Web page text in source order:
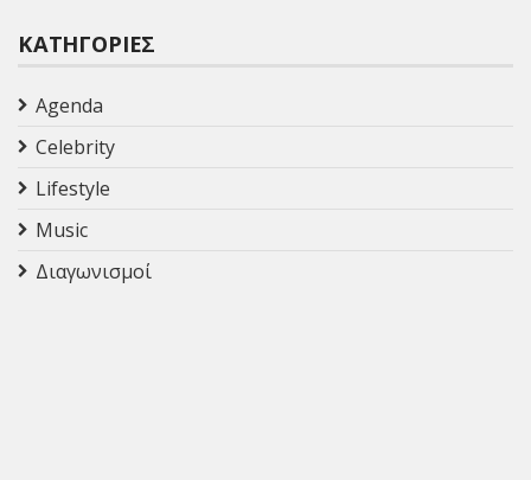
ΚΑΤΗΓΟΡΊΕΣ
Agenda
Celebrity
Lifestyle
Music
Διαγωνισμοί